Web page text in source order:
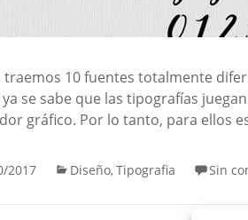
traemos 10 fuentes totalmente
ya se sabe que las tipografías
gráfico. Por lo tanto, para ellos
2017 Diseño, Tipografia Sin